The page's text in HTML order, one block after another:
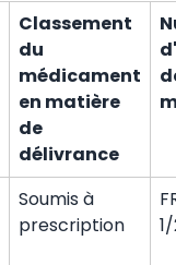
Classement
du
médicament
en matière
de
délivrance
Soumis à
prescription